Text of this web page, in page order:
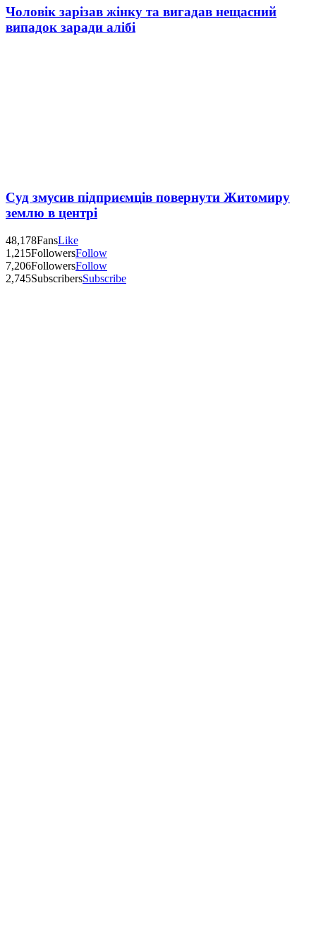
Чоловік зарізав жінку та вигадав нещасний
випадок заради алібі
Суд змусив підприємців повернути Житомиру
землю в центрі
48,178FansLike
1,215FollowersFollow
7,206FollowersFollow
2,745SubscribersSubscribe